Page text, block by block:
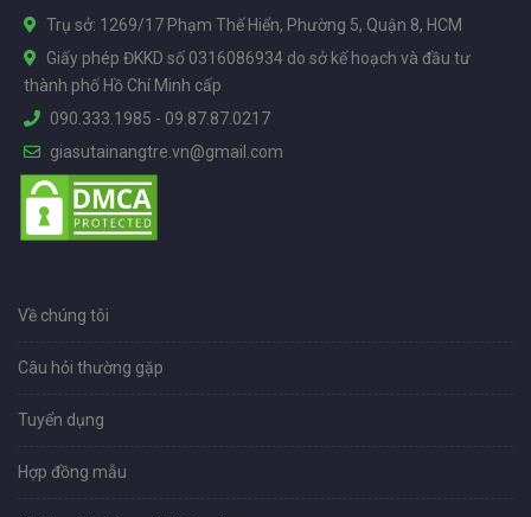
Trụ sở: 1269/17 Phạm Thế Hiển, Phường 5, Quận 8, HCM
Giấy phép ĐKKD số 0316086934 do sở kế hoạch và đầu tư
thành phố Hồ Chí Minh cấp
090.333.1985 - 09.87.87.0217
giasutainangtre.vn@gmail.com
Về chúng tôi
Câu hỏi thường gặp
Tuyển dụng
Hợp đồng mẫu